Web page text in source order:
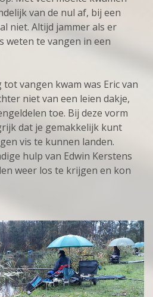
van de nul af, bij een
niet. Altijd jammer als er
weten te vangen in een
vangen kwam was Eric van
niet van een leien dakje,
toe. Bij deze vorm
dat je gemakkelijk kunt
vis te kunnen landen.
hulp van Edwin Kerstens
weer los te krijgen en kon